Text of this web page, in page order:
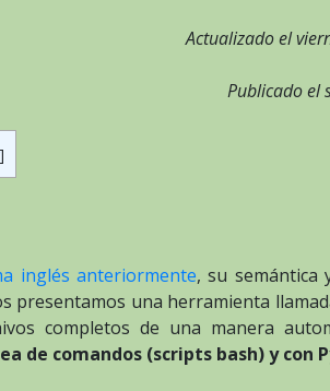
Actualizado el
Publicado el
]
inglés anteriormente, su semántica
presentamos una herramienta
completos de una manera
de comandos (scripts bash) y con